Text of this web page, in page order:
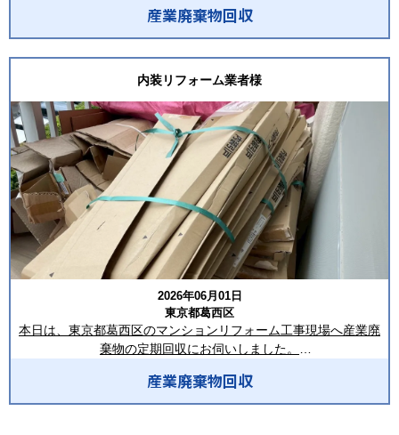
工事、解体工事、残置物撤去など幅広く対応しております。
2㎥鉄箱・8㎥コンテナの設置、フレコンバッグ回収、スポット回
収・定期回収にも柔軟に対応し、現場の状況や排出量に合わせた
最適な回収方法をご提案いたします。
「マンションリフォームの廃材回収を依頼したい」
「東京都内で定期回収に対応できる業者を探している」
「現場の状況に合わせて柔軟に対応してほしい」
このようなご相談がございましたら、ぜひ合同会社LIVISTAへお気
軽にお問い合わせください。
ーーーーーーーーーーーーーーーーー
合同会社LIVISTA（リビスタ）
埼玉県深谷市本住町1-1 1階F号室
TEL：048-514-0621
FAX：048-611-7814
MAIL：info@livista.biz
HP：https://livista.biz/
ーーーーーーーーーーーーーーーーー
築工事・解体工事など、さまざまな現場から排出される産業廃棄
物の収集運搬に対応しております。
2㎥鉄箱・8㎥コンテナ・フレコンバッグの設置をはじめ、スポッ
ト回収・定期回収・最終回収まで、現場の状況や排出量に合わせ
た最適な回収方法をご提案いたします。
産業廃棄物の回収・処理でお困りの際は、ぜひ合同会社LIVISTAま
でお気軽にご相談ください。
ーーーーーーーーーーーーーーーーー
合同会社LIVISTA（リビスタ）
埼玉県深谷市本住町1-1 1階F号室
TEL：048-514-0621
FAX：048-611-7814
HP：https://livista.biz/
ーーーーーーーーーーーーーーーーー
今回回収した品目は、段ボール、梱包材、廃プラスチック類、ビ
ニール類、紙くず、設備資材の端材、混合廃棄物などです。
マンションのリフォーム工事では、設備機器や建材の搬入に伴
い、多くの梱包材や廃材が発生します。
つ品目ごとに確認しながら丁寧に搬出し、安全かつ効率的な回収
作業を行いました。
マンションでの産業廃棄物回収では、共用廊下やエレベーター、
室内の壁・床、新しく施工された内装材を傷つけないことが重要
です。そのため、搬出時は養生箇所を確認しながら慎重に運搬
し、住民の皆様や他の作業業者様への安全にも十分配慮して作業
を進めました。また、限られたスペースでの作業となるため、搬
出経路を確保しながらスムーズに積み込みを行い、現場作業の妨
げにならないよう心掛けています。
回収後は、写真のとおりベランダ内の廃棄物をすべて搬出し、次
の工事工程へスムーズに進められる状態まで整理しました。細か
な紙くずやビニール片なども回収し、簡易清掃を実施すること
で、現場を清潔な状態でお引き渡ししております。
産業廃棄物回収
内装リフォーム業者様
2026年06月01日
東京都葛西区
本日は、東京都葛西区のマンションリフォーム工事現場へ産業廃
棄物の定期回収にお伺いしました。
回収した品目は、ダンボール・廃プラスチック類・梱包材・混合
廃棄物などです。
産業廃棄物回収